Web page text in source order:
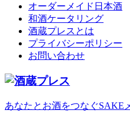
オーダーメイド日本酒
和酒ケータリング
酒蔵プレスとは
プライバシーポリシー
お問い合わせ
あなたとお酒をつなぐSAKE